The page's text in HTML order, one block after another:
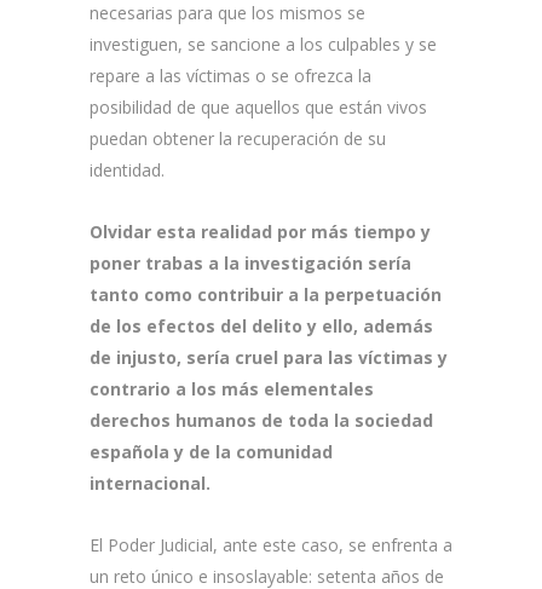
necesarias para que los mismos se
investiguen, se sancione a los culpables y se
repare a las víctimas o se ofrezca la
posibilidad de que aquellos que están vivos
puedan obtener la recuperación de su
identidad.
Olvidar esta realidad por más tiempo y
poner trabas a la investigación sería
tanto como contribuir a la perpetuación
de los efectos del delito y ello, además
de injusto, sería cruel para las víctimas y
contrario a los más elementales
derechos humanos de toda la sociedad
española y de la comunidad
internacional.
El Poder Judicial, ante este caso, se enfrenta a
un reto único e insoslayable: setenta años de